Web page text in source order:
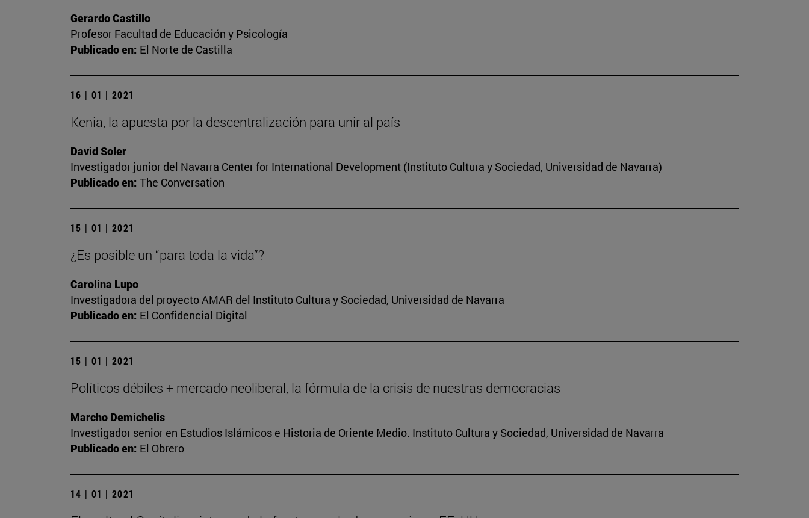
Gerardo Castillo
Profesor Facultad de Educación y Psicología
Publicado en: El Norte de Castilla
16 | 01 | 2021
Kenia, la apuesta por la descentralización para unir al país
David Soler
Investigador junior del Navarra Center for International Development (Instituto Cultura y Sociedad, Universidad de Navarra)
Publicado en: The Conversation
15 | 01 | 2021
¿Es posible un “para toda la vida”?
Carolina Lupo
Investigadora del proyecto AMAR del Instituto Cultura y Sociedad, Universidad de Navarra
Publicado en: El Confidencial Digital
15 | 01 | 2021
Políticos débiles + mercado neoliberal, la fórmula de la crisis de nuestras democracias
Marcho Demichelis
Investigador senior en Estudios Islámicos e Historia de Oriente Medio. Instituto Cultura y Sociedad, Universidad de Navarra
Publicado en: El Obrero
14 | 01 | 2021